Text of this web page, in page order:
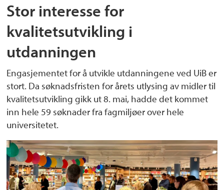
Stor interesse for
kvalitetsutvikling i
utdanningen
Engasjementet for å utvikle utdanningene ved UiB er
stort. Da søknadsfristen for årets utlysing av midler til
kvalitetsutvikling gikk ut 8. mai, hadde det kommet
inn hele 59 søknader fra fagmiljøer over hele
universitetet.